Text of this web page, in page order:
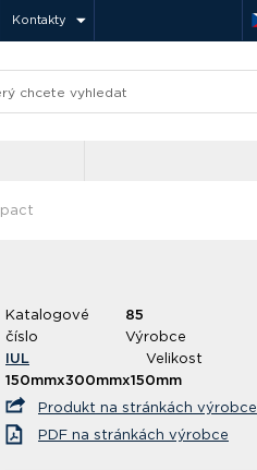
Kontakty
Katalogové
číslo
85
Výrobce
IUL
Velikost
150mmx300mmx150mm
Produkt na stránkách výrobce
PDF na stránkách výrobce